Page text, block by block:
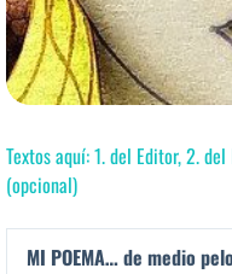
Textos aquí: 1. del Editor, 2.
(opcional)
MI POEMA… de medio pelo